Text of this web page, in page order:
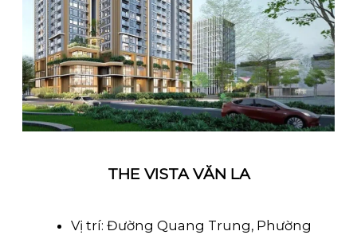
THE VISTA VĂN LA
Vị trí: Đường Quang Trung, Phường